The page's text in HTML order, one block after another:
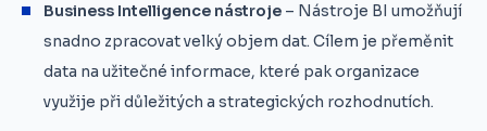
Business Intelligence nástroje – Nástroje BI umožňují
snadno zpracovat velký objem dat. Cílem je přeměnit
data na užitečné informace, které pak organizace
využije při důležitých a strategických rozhodnutích.